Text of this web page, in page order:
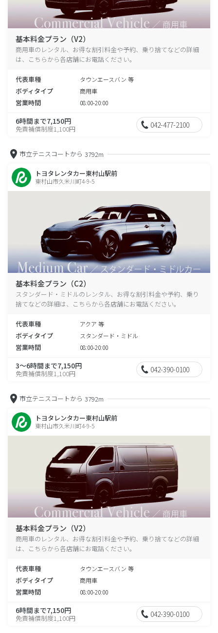
基本料金プラン（V2）
商用車のレンタル、お得な割引料金や予約、乗り捨てなどの詳細
は、こちらから各店舗にお電話ください。
代表車種 タウンエースバン 等
ボディタイプ 商用車
営業時間 08:00-20:00
6時間まで7,150円
免責補償制度1,100円 042-477-2100
市立テニスコートから 3792m
トヨタレンタカー東村山駅前
東村山市久米川町4-9-5
基本料金プラン（C2）
スタンダード・ミドルのレンタル、お得な割引料金や予約、乗り
捨てなどの詳細は、こちらから各店舗にお電話ください。
代表車種 アクア 等
ボディタイプ スタンダード・ミドル
営業時間 08:00-20:00
3～6時間まで7,150円
免責補償制度1,100円 042-390-0100
市立テニスコートから 3792m
トヨタレンタカー東村山駅前
東村山市久米川町4-9-5
基本料金プラン（V2）
商用車のレンタル、お得な割引料金や予約、乗り捨てなどの詳細
は、こちらから各店舗にお電話ください。
代表車種 タウンエースバン 等
ボディタイプ 商用車
営業時間 08:00-20:00
6時間まで7,150円
免責補償制度1,100円 042-390-0100